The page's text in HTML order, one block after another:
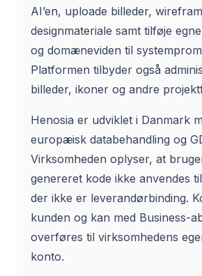
AI’en, uploade billeder,
designmateriale samt tilføje
og domæneviden til
Platformen tilbyder også
billeder, ikoner og andre
Henosia er udviklet i Danmark
europæisk databehandling og
Virksomheden oplyser, at
genereret kode ikke anvendes
der ikke er leverandørbinding.
kunden og kan med Business-
overføres til virksomhedens
konto.